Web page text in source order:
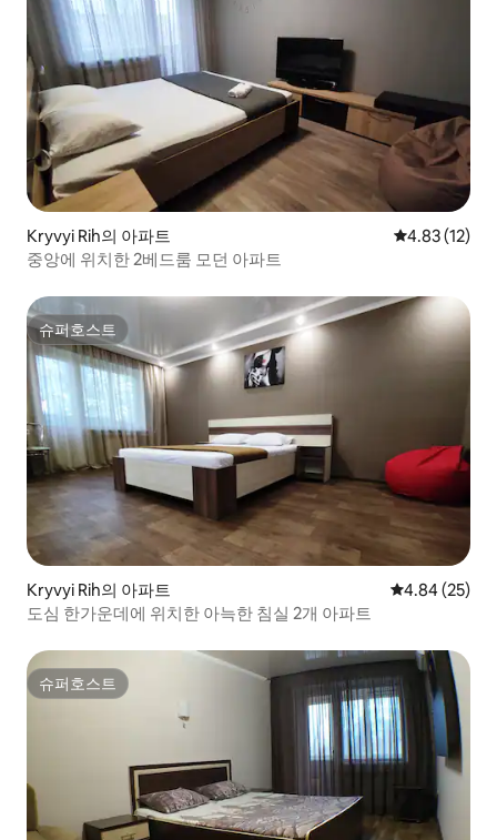
Kryvyi Rih의 아파트 평점 4.83점
4.83 (12)
중앙에 위치한 2베드룸 모던 아파트
슈퍼호스트
슈퍼호스트
Kryvyi Rih의 아파트 평점 4.84점(5
4.84 (25)
도심 한가운데에 위치한 아늑한 침실 2개 아파트
슈퍼호스트
슈퍼호스트